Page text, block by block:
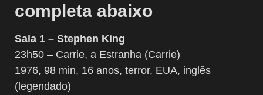
completa abaixo
Sala 1 – Stephen King
23h50 – Carrie, a Estranha (Carrie)
1976, 98 min, 16 anos, terror, EUA, inglês
(legendado)